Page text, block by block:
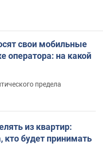
свои мобильные
оператора: на какой
предела
из квартир:
кто будет принимать